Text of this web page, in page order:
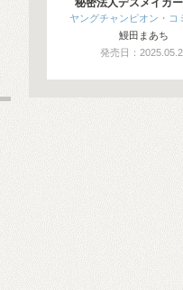
秘密法人デスメイカ
ヤングチャンピオン・コ
鰻田まあち
発売日：